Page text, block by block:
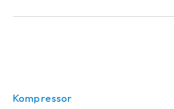
Kompressor